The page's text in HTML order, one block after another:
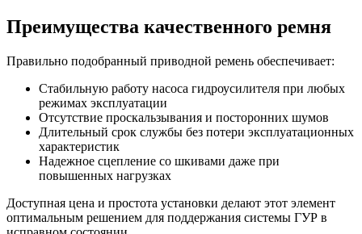
Преимущества качественного ремня
Правильно подобранный приводной ремень обеспечивает:
Стабильную работу насоса гидроусилителя при любых
режимах эксплуатации
Отсутствие проскальзывания и посторонних шумов
Длительный срок службы без потери эксплуатационных
характеристик
Надежное сцепление со шкивами даже при
повышенных нагрузках
Доступная цена и простота установки делают этот элемент
оптимальным решением для поддержания системы ГУР в